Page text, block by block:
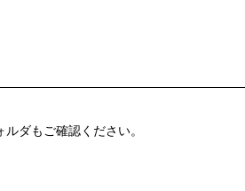
ダもご確認ください。